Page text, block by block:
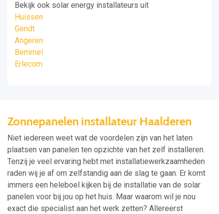
Bekijk ook solar energy installateurs uit
Huissen
Gendt
Angeren
Bemmel
Erlecom
Zonnepanelen installateur Haalderen
Niet iedereen weet wat de voordelen zijn van het laten
plaatsen van panelen ten opzichte van het zelf installeren.
Tenzij je veel ervaring hebt met installatiewerkzaamheden
raden wij je af om zelfstandig aan de slag te gaan. Er komt
immers een heleboel kijken bij de installatie van de solar
panelen voor bij jou op het huis. Maar waarom wil je nou
exact die specialist aan het werk zetten? Allereerst